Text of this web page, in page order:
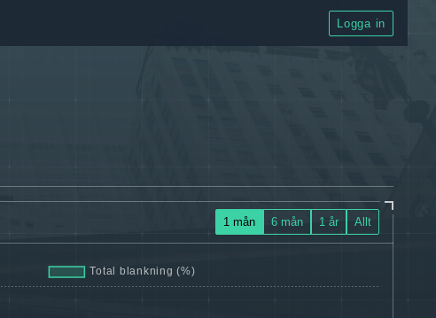
Logga in
1 mån 6 mån 1 år Allt